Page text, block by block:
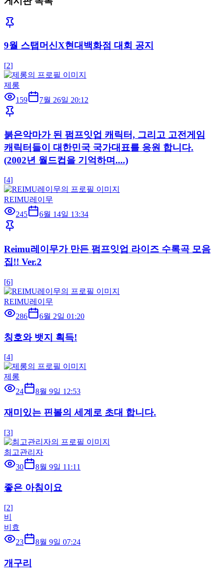
9월 스탭머신X현대백화점 대회 공지
[2]
제롱
159
7월 26일 20:12
붉은악마가 된 펌프잇업 캐릭터, 그리고 고전게임
캐릭터들이 대한민국 국가대표를 응원 합니다.
(2002년 월드컵을 기억하며....)
[4]
REIMU레이무
245
6월 14일 13:34
Reimu레이무가 만든 펌프잇업 라이즈 수록곡 모음
집!! Ver.2
[6]
REIMU레이무
286
6월 2일 01:20
칭호와 뱃지 획득!
[4]
제롱
24
8월 9일 12:53
재미있는 핀볼의 세계로 초대 합니다.
[3]
최고관리자
30
8월 9일 11:11
좋은 아침이요
[2]
비
비효
23
8월 9일 07:24
개구리